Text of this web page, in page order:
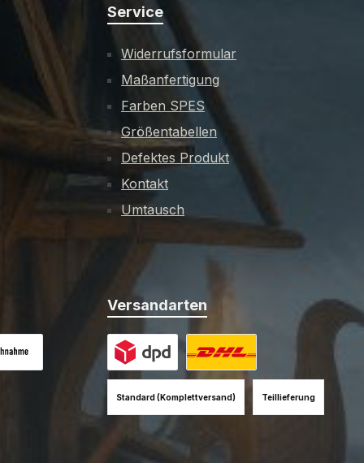
Service
Widerrufsformular
Maßanfertigung
Farben SPES
Größentabellen
Defektes Produkt
Kontakt
Umtausch
(+12EUR)
Versandarten
Standard (Komplettversand) Teillieferung
Benutzerdefiniertes Bild 1
Benutzerdefiniertes Bild 2